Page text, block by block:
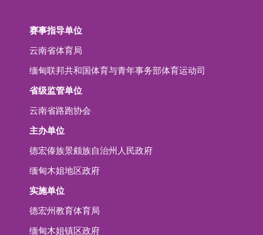
赛事指导单位
云南省体育局
缅甸联邦共和国体育与青年事务部体育运动司
省级监管单位
云南省路跑协会
主办单位
德宏傣族景颇族自治州人民政府
缅甸木姐地区政府
实施单位
德宏州教育体育局
缅甸木姐镇区政府